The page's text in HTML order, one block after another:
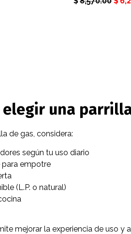
elegir una
de gas, considera:
según tu uso diario
para empotre
(L.P. o natural)
mejorar la experiencia de uso y